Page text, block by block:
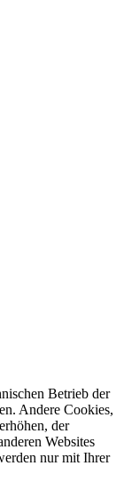
Betrieb der
Andere Cookies,
der
Websites
nur mit Ihrer